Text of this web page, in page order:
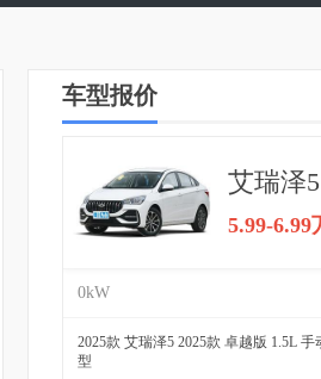
车型报价
艾瑞泽5
5.99-6.99
0kW
2025款 艾瑞泽5 2025款 卓越版 1.5L 手
型